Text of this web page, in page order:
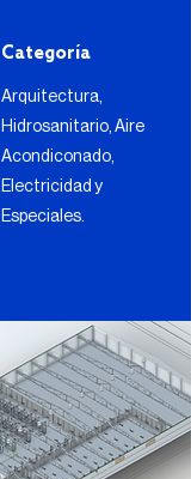
Categoría
Arquitectura,
Hidrosanitario, Aire
Acondiconado,
Electricidad y
Especiales.